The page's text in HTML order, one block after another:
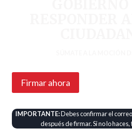
Firmar ahora
IMPORTANTE:Debes confirmar el
después de firmar. Si no lo